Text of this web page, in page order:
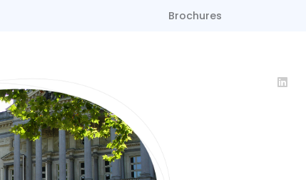
Brochures